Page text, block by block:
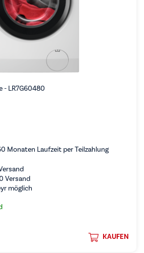
- LR7G60480
Monaten Laufzeit per Teilzahlung
Versand
möglich
KAUFEN